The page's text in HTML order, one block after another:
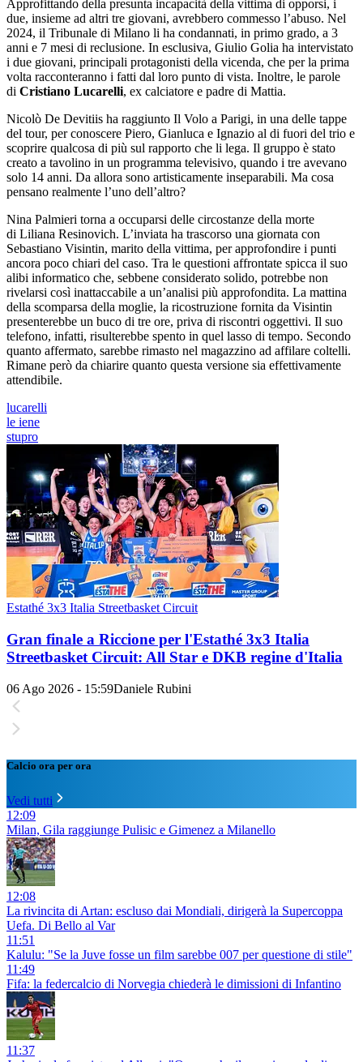
Approfittando della presunta incapacità della vittima di opporsi, i
due, insieme ad altri tre giovani, avrebbero commesso l’abuso. Nel
2024, il Tribunale di Milano li ha condannati, in primo grado, a 3
anni e 7 mesi di reclusione. In esclusiva, Giulio Golia ha intervistato
i due giovani, principali protagonisti della vicenda, che per la prima
volta racconteranno i fatti dal loro punto di vista. Inoltre, le parole
di Cristiano Lucarelli, ex calciatore e padre di Mattia.
Nicolò De Devitiis ha raggiunto Il Volo a Parigi, in una delle tappe
del tour, per conoscere Piero, Gianluca e Ignazio al di fuori del trio e
scoprire qualcosa di più sul rapporto che li lega. Il gruppo è stato
creato a tavolino in un programma televisivo, quando i tre avevano
solo 14 anni. Da allora sono artisticamente inseparabili. Ma cosa
pensano realmente l’uno dell’altro?
Nina Palmieri torna a occuparsi delle circostanze della morte
di Liliana Resinovich. L’inviata ha trascorso una giornata con
Sebastiano Visintin, marito della vittima, per approfondire i punti
ancora poco chiari del caso. Tra le questioni affrontate spicca il suo
alibi informatico che, sebbene considerato solido, potrebbe non
rivelarsi così inattaccabile a un’analisi più approfondita. La mattina
della scomparsa della moglie, la ricostruzione fornita da Visintin
presenterebbe un buco di tre ore, priva di riscontri oggettivi. Il suo
telefono, infatti, risulterebbe spento in quel lasso di tempo. Secondo
quanto affermato, sarebbe rimasto nel magazzino ad affilare coltelli.
Rimane però da chiarire quanto questa versione sia effettivamente
attendibile.
lucarelli
le iene
stupro
Estathé 3x3 Italia Streetbasket Circuit
Gran finale a Riccione per l'Estathé 3x3 Italia
Streetbasket Circuit: All Star e DKB regine d'Italia
06 Ago 2026 - 15:59Daniele Rubini
Calcio ora per ora
Vedi tutti
12:09
Milan, Gila raggiunge Pulisic e Gimenez a Milanello
12:08
La rivincita di Artan: escluso dai Mondiali, dirigerà la Supercoppa
Uefa. Di Bello al Var
11:51
Kalulu: "Se la Juve fosse un film sarebbe 007 per questione di stile"
11:49
Fifa: la federcalcio di Norvegia chiederà le dimissioni di Infantino
11:37